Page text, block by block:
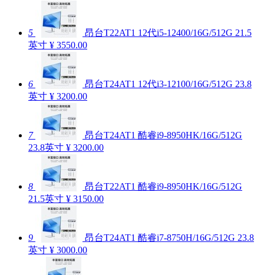
5
昂台T22AT1 12代i5-12400/16G/512G 21.5
英寸 ¥ 3550.00
6
昂台T24AT1 12代i3-12100/16G/512G 23.8
英寸 ¥ 3200.00
7
昂台T24AT1 酷睿i9-8950HK/16G/512G
23.8英寸 ¥ 3200.00
8
昂台T22AT1 酷睿i9-8950HK/16G/512G
21.5英寸 ¥ 3150.00
9
昂台T24AT1 酷睿i7-8750H/16G/512G 23.8
英寸 ¥ 3000.00